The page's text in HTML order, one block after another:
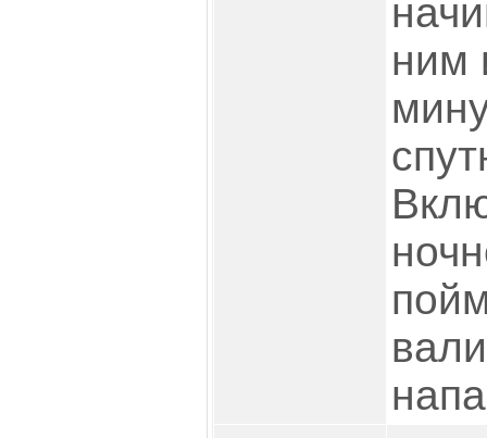
ним